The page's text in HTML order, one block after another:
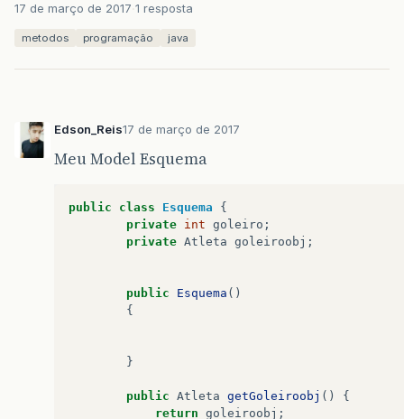
17 de março de 2017 1 resposta
metodos programação java
Edson_Reis17 de março de 2017
Meu Model Esquema
public class Esquema
{
private int goleiro ;
private Atleta goleiroobj ;
public Esquema ()
{
}
public Atleta getGoleiroobj ()
{
return goleiroobj ;